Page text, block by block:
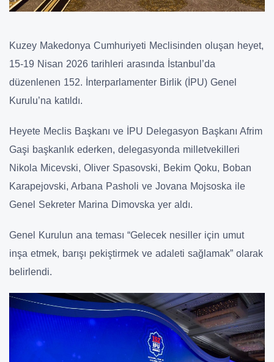
Kuzey Makedonya Cumhuriyeti Meclisinden oluşan heyet,
15-19 Nisan 2026 tarihleri arasında İstanbul’da
düzenlenen 152. İnterparlamenter Birlik (İPU) Genel
Kurulu’na katıldı.
Heyete Meclis Başkanı ve İPU Delegasyon Başkanı Afrim
Gaşi başkanlık ederken, delegasyonda milletvekilleri
Nikola Micevski, Oliver Spasovski, Bekim Qoku, Boban
Karapejovski, Arbana Pasholi ve Jovana Mojsoska ile
Genel Sekreter Marina Dimovska yer aldı.
Genel Kurulun ana teması “Gelecek nesiller için umut
inşa etmek, barışı pekiştirmek ve adaleti sağlamak” olarak
belirlendi.